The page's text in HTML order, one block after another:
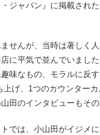
ジャパン』に掲載され
ませんが、当時は著しく
に平気で並んでいまし
味なもの、モラルに反
上げ、1つのカウンター
田のインタビューもそ
では、小山田がイジメ